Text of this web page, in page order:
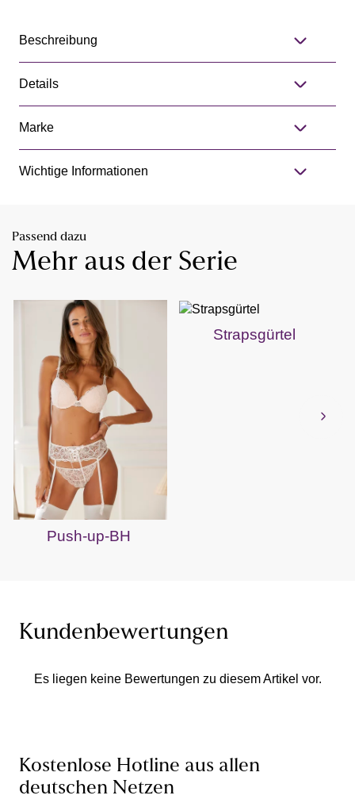
Beschreibung
Details
Marke
Wichtige Informationen
Passend dazu
Mehr aus der Serie
Push-up-BH
Strapsgürtel
Kundenbewertungen
Es liegen keine Bewertungen zu diesem Artikel vor.
Kostenlose Hotline aus allen
deutschen Netzen